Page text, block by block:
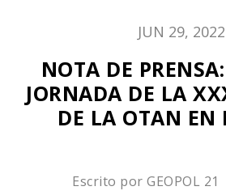
JUN 29, 2022
NOTA DE
JORNADA DE LA
DE LA OTAN EN
Escrito por GEOPOL 21